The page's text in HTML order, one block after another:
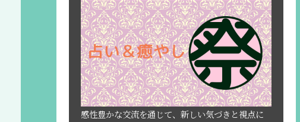
感性豊かな交流を通じて、新しい気づきと視点に